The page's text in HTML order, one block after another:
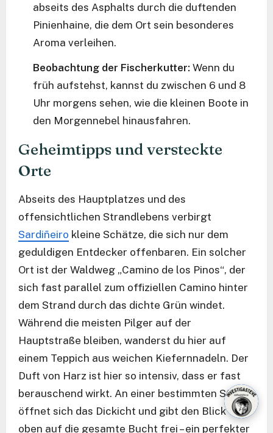
abseits des Asphalts durch die duftenden
Pinienhaine, die dem Ort sein besonderes
Aroma verleihen.
Beobachtung der Fischerkutter: Wenn du
früh aufstehst, kannst du zwischen 6 und 8
Uhr morgens sehen, wie die kleinen Boote in
den Morgennebel hinausfahren.
Geheimtipps und versteckte
Orte
Abseits des Hauptplatzes und des
offensichtlichen Strandlebens verbirgt
Sardiñeiro kleine Schätze, die sich nur dem
geduldigen Entdecker offenbaren. Ein solcher
Ort ist der Waldweg „Camino de los Pinos“, der
sich fast parallel zum offiziellen Camino hinter
dem Strand durch das dichte Grün windet.
Während die meisten Pilger auf der
Hauptstraße bleiben, wanderst du hier auf
einem Teppich aus weichen Kiefernnadeln. Der
Duft von Harz ist hier so intensiv, dass er fast
berauschend wirkt. An einer bestimmten Stelle
öffnet sich das Dickicht und gibt den Blick von
oben auf die gesamte Bucht frei – ein perfekter